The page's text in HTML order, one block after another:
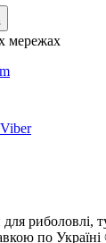
мережах
Viber
риболовлі,
по